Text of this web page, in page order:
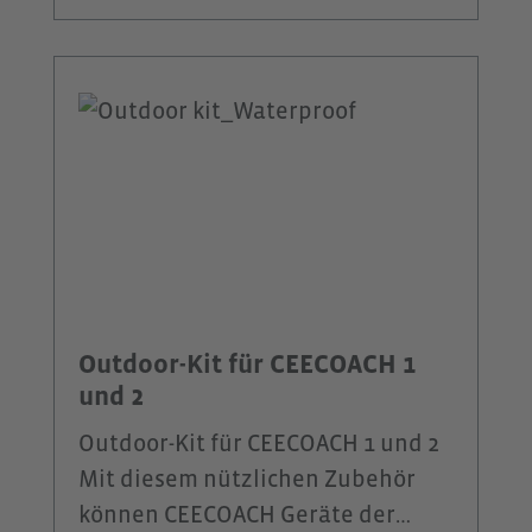
Headset ist schweiß- und
Fitnessprogramm die richtige
Größe dabei.Kleine Widerhaken an
der Hörkapsel sichern optimalen
Halt bei Mountainbike-Touren in
Anrufer auf deinem Smartphone
oder deiner Gruppe über den
kannst.Ein Schalter am Kabel
ermöglich dir eine blinde
Bedienung während des Joggens.
Outdoor-Kit für CEECOACH 1
und 2
Outdoor-Kit für CEECOACH 1 und 2
Mit diesem nützlichen Zubehör
können CEECOACH Geräte der